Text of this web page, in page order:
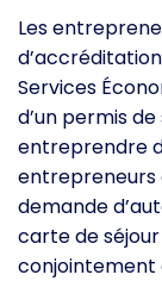
Les
Services
d’un permis
entreprendre
entrepreneurs
demande
carte de
conjointement